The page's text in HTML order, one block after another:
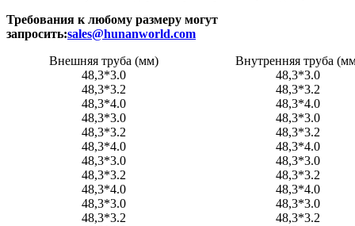
Требования к любому размеру могут
запросить:sales@hunanworld.com
Внешняя труба (мм)
Внутренняя труба
48,3*3.0
48,3*3.0
48,3*3.2
48,3*3.2
48,3*4.0
48,3*4.0
48,3*3.0
48,3*3.0
48,3*3.2
48,3*3.2
48,3*4.0
48,3*4.0
48,3*3.0
48,3*3.0
48,3*3.2
48,3*3.2
48,3*4.0
48,3*4.0
48,3*3.0
48,3*3.0
48,3*3.2
48,3*3.2